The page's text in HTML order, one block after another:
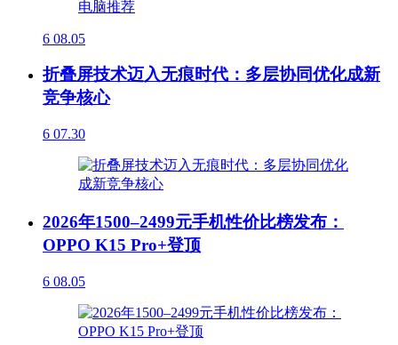
6 08.05
折叠屏技术迈入无痕时代：多层协同优化成新
竞争核心
6 07.30
2026年1500–2499元手机性价比榜发布：
OPPO K15 Pro+登顶
6 08.05